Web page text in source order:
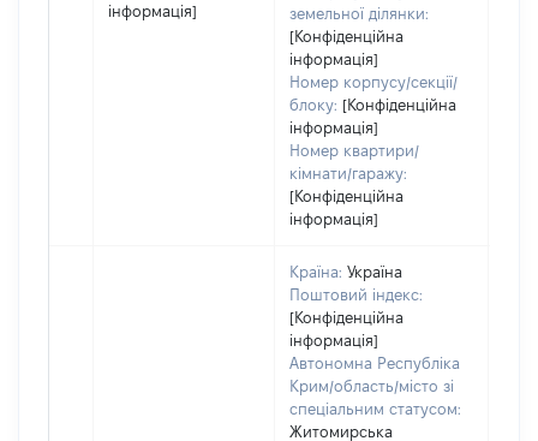
інформація]
земельної ділянки:
[Конфіденційна
інформація]
Номер корпусу/секції/
блоку: [Конфіденційна
інформація]
Номер квартири/
кімнати/гаражу:
[Конфіденційна
інформація]
Країна: Україна
Поштовий індекс:
[Конфіденційна
інформація]
Автономна Республіка
Крим/область/місто зі
спеціальним статусом:
Житомирська